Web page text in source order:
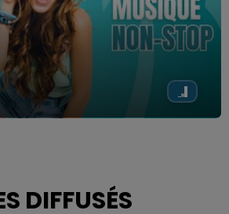
DIFFUSÉS